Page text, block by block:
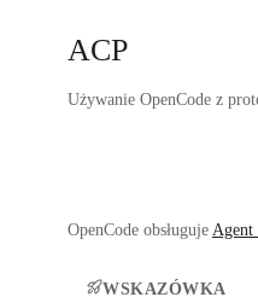
ACP
Używanie OpenCode z
OpenCode obsługuje Agent
WSKAZÓWKA